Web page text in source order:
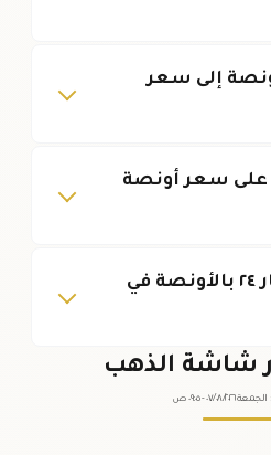
إلى سعر
على سعر أونصة
أين أشتري ذهب عيار ٢٤ بالأونصة في
شاشة الذهب
الجمعة ٠٧ /٠٨/٢٠٢٦ - ٠٩:٠٥ ص